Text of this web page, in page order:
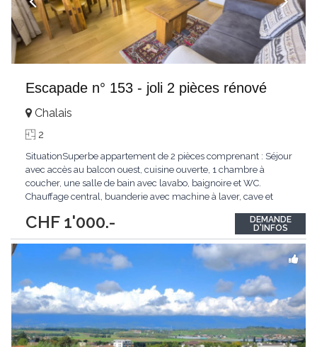
Escapade n° 153 - joli 2 pièces rénové
CHF 1'000.-
Chalais
2
SituationSuperbe appartement de 2 pièces comprenant : Séjour
avec accès au balcon ouest, cuisine ouverte, 1 chambre à
coucher, une salle de bain avec lavabo, baignoire et WC.
Chauffage central, buanderie avec machine à laver, cave et
NON FUMEUR, animaux sur demande. Conditions : Disponible...
DEMANDE
D'INFOS